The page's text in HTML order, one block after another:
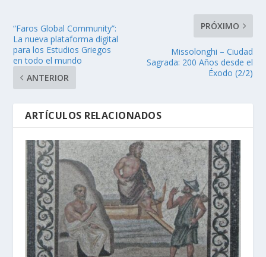
“Faros Global Community”:
La nueva plataforma digital
para los Estudios Griegos
en todo el mundo
ANTERIOR
PRÓXIMO
Missolonghi – Ciudad
Sagrada: 200 Años desde el
Éxodo (2/2)
ARTÍCULOS RELACIONADOS